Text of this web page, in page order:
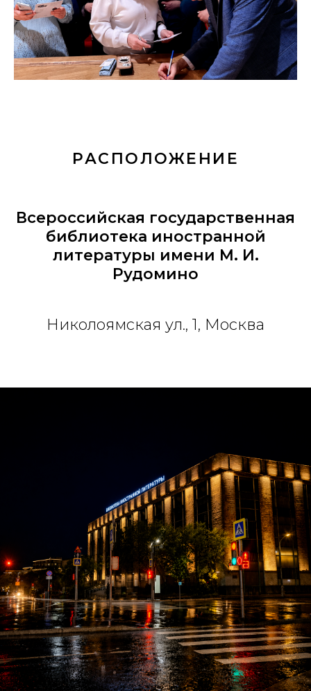
РАСПОЛОЖЕНИЕ
Всероссийская государственная
библиотека иностранной
литературы имени М. И.
Рудомино
Николоямская ул., 1, Москва